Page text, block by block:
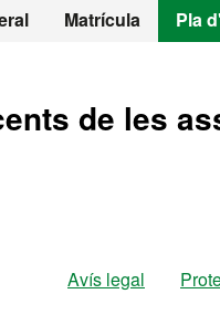
Matrícula Pla
de les
Avís legal